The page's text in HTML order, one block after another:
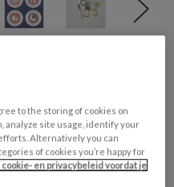
in het water levende
gevolgen.
to the storing of cookies on
analyze site usage, identify your
Alternatively you can
of cookies you’re happy for
cookie- en privacybeleid voordat je